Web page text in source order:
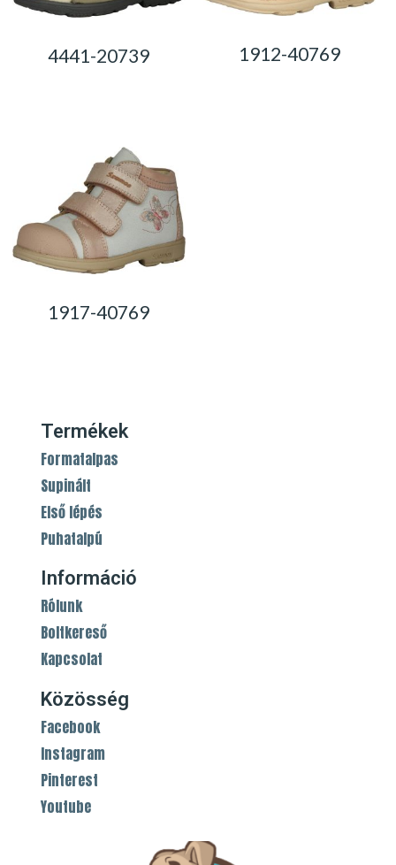
4441-20739 1912-40769
1917-40769
Termékek
Formatalpas
Supinált
Első lépés
Puhatalpú
Információ
Rólunk
Boltkereső
Kapcsolat
Közösség
Facebook
Instagram
Pinterest
Youtube